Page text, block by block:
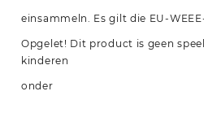
einsammeln. Es gilt die EU-
Opgelet! Dit product is geen
kinderen
onder